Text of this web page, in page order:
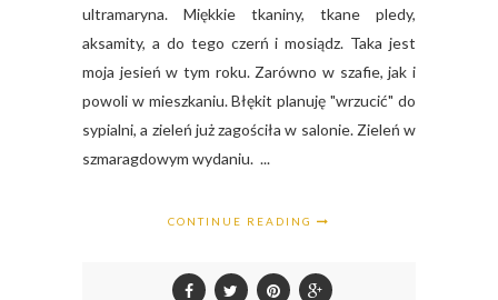
ultramaryna. Miękkie tkaniny, tkane pledy,
aksamity, a do tego czerń i mosiądz. Taka jest
moja jesień w tym roku. Zarówno w szafie, jak i
powoli w mieszkaniu. Błękit planuję "wrzucić" do
sypialni, a zieleń już zagościła w salonie. Zieleń w
szmaragdowym wydaniu. ...
CONTINUE READING